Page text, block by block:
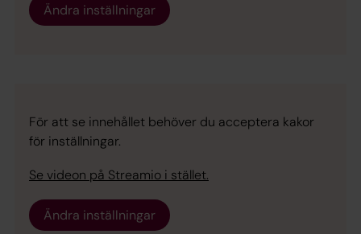
Ändra inställningar
För att se innehållet behöver du acceptera kakor
för inställningar.
Se videon på Streamio i stället.
Ändra inställningar